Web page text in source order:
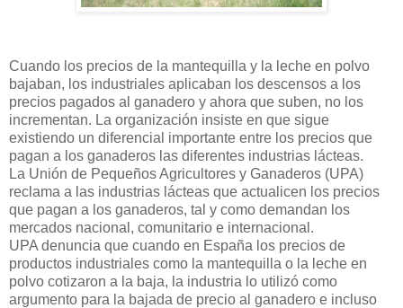
Cuando los precios de la mantequilla y la leche en polvo
bajaban, los industriales aplicaban los descensos a los
precios pagados al ganadero y ahora que suben, no los
incrementan. La organización insiste en que sigue
existiendo un diferencial importante entre los precios que
pagan a los ganaderos las diferentes industrias lácteas.
La Unión de Pequeños Agricultores y Ganaderos (UPA)
reclama a las industrias lácteas que actualicen los precios
que pagan a los ganaderos, tal y como demandan los
mercados nacional, comunitario e internacional.
UPA denuncia que cuando en España los precios de
productos industriales como la mantequilla o la leche en
polvo cotizaron a la baja, la industria lo utilizó como
argumento para la bajada de precio al ganadero e incluso